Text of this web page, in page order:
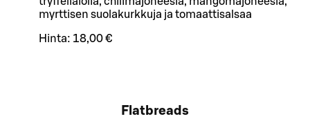
myrttisen suolakurkkuja ja tomaattisalsaa
Hinta: 18,00 €
Flatbreads